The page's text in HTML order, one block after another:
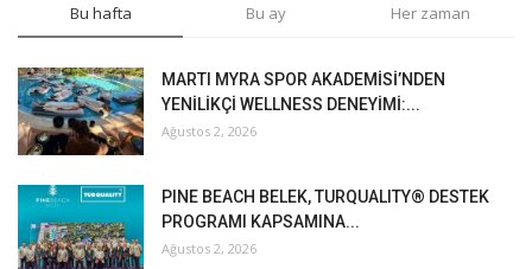
Bu hafta Bu ay Her zaman
MARTI MYRA SPOR AKADEMİSİ’NDEN
YENİLİKÇİ WELLNESS DENEYİMİ:...
Ağustos 2, 2026
PINE BEACH BELEK, TURQUALITY® DESTEK
PROGRAMI KAPSAMINA...
Ağustos 2, 2026